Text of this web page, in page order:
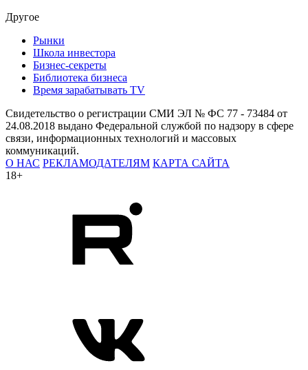
Другое
Рынки
Школа инвестора
Бизнес-секреты
Библиотека бизнеса
Время зарабатывать TV
Свидетельство о регистрации СМИ ЭЛ № ФС 77 - 73484 от
24.08.2018 выдано Федеральной службой по надзору в сфере
связи, информационных технологий и массовых
коммуникаций.
О НАС РЕКЛАМОДАТЕЛЯМ КАРТА САЙТА
18+